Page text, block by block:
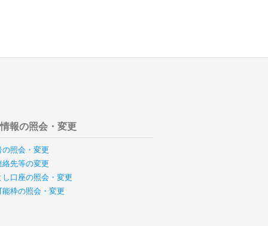
報の照会・変更
の照会・変更
絡先等の変更
し口座の照会・変更
能枠の照会・変更